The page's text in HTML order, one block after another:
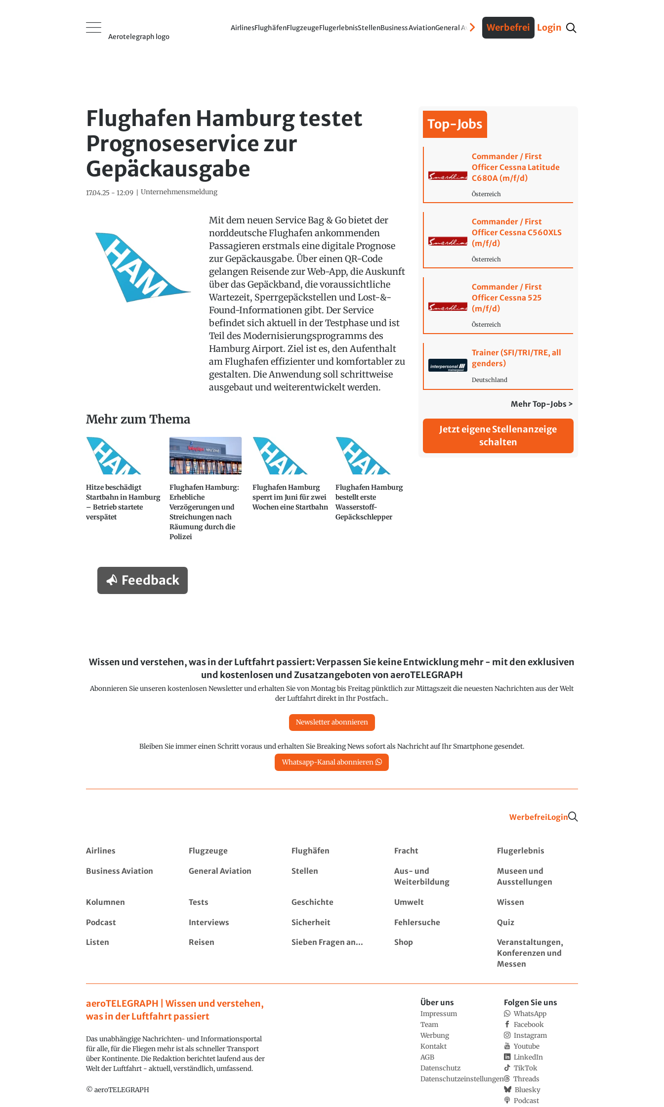
Aerotelegraph logo
AirlinesFlughäfenFlugzeugeFlugerlebnisStellenBusiness AviationGeneral AviationVerteidigungInterviews Fracht
Werbefrei Login
Flughafen Hamburg testet
Prognoseservice zur
Gepäckausgabe
17.04.25 - 12:09 Unternehmensmeldung
Mit dem neuen Service Bag & Go bietet der
norddeutsche Flughafen ankommenden
Passagieren erstmals eine digitale Prognose
zur Gepäckausgabe. Über einen QR-Code
gelangen Reisende zur Web-App, die Auskunft
über das Gepäckband, die voraussichtliche
Wartezeit, Sperrgepäckstellen und Lost-&-
Found-Informationen gibt. Der Service
befindet sich aktuell in der Testphase und ist
Teil des Modernisierungsprogramms des
Hamburg Airport. Ziel ist es, den Aufenthalt
am Flughafen effizienter und komfortabler zu
gestalten. Die Anwendung soll schrittweise
ausgebaut und weiterentwickelt werden.
Mehr zum Thema
Hitze beschädigt
Startbahn in Hamburg
– Betrieb startete
verspätet
Flughafen Hamburg:
Erhebliche
Verzögerungen und
Streichungen nach
Räumung durch die
Polizei
Flughafen Hamburg
sperrt im Juni für zwei
Wochen eine Startbahn
Flughafen Hamburg
bestellt erste
Wasserstoff-
Gepäckschlepper
Feedback
Top-Jobs
Commander / First
Officer Cessna Latitude
C680A (m/f/d)
Österreich
Commander / First
Officer Cessna C560XLS
(m/f/d)
Österreich
Commander / First
Officer Cessna 525
(m/f/d)
Österreich
Trainer (SFI/TRI/TRE, all
genders)
Deutschland
Mehr Top-Jobs >
Jetzt eigene Stellenanzeige
schalten
Wissen und verstehen, was in der Luftfahrt passiert: Verpassen Sie keine Entwicklung mehr - mit den exklusiven
und kostenlosen und Zusatzangeboten von aeroTELEGRAPH
Abonnieren Sie unseren kostenlosen Newsletter und erhalten Sie von Montag bis Freitag pünktlich zur Mittagszeit die neuesten Nachrichten aus der Welt
der Luftfahrt direkt in Ihr Postfach..
Newsletter abonnieren
Bleiben Sie immer einen Schritt voraus und erhalten Sie Breaking News sofort als Nachricht auf Ihr Smartphone gesendet.
Whatsapp-Kanal abonnieren
WerbefreiLogin
Airlines Flugzeuge Flughäfen Fracht Flugerlebnis
Business Aviation General Aviation Stellen
Aus- und
Weiterbildung
Museen und
Ausstellungen
Kolumnen Tests Geschichte Umwelt Wissen
Podcast Interviews Sicherheit Fehlersuche Quiz
Listen Reisen Sieben Fragen an... Shop
Veranstaltungen,
Konferenzen und
Messen
aeroTELEGRAPH | Wissen und verstehen,
was in der Luftfahrt passiert
Das unabhängige Nachrichten- und Informationsportal
für alle, für die Fliegen mehr ist als schneller Transport
über Kontinente. Die Redaktion berichtet laufend aus der
Welt der Luftfahrt - aktuell, verständlich, umfassend.
© aeroTELEGRAPH
Über uns
Impressum
Team
Werbung
Kontakt
AGB
Datenschutz
Datenschutzeinstellungen
Folgen Sie uns
WhatsApp
Facebook
Instagram
Youtube
LinkedIn
TikTok
Threads
Bluesky
Podcast